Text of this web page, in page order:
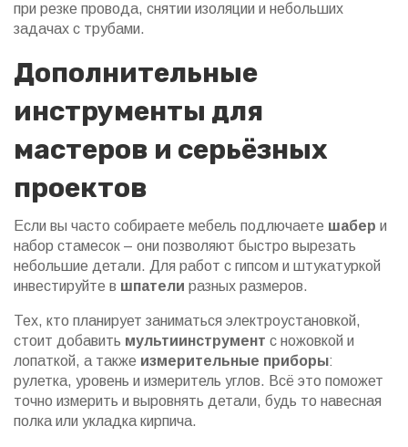
при резке провода, снятии изоляции и небольших
задачах с трубами.
Дополнительные
инструменты для
мастеров и серьёзных
проектов
Если вы часто собираете мебель подлючаете шабер и
набор стамесок – они позволяют быстро вырезать
небольшие детали. Для работ с гипсом и штукатуркой
инвестируйте в шпатели разных размеров.
Тех, кто планирует заниматься электроустановкой,
стоит добавить мультиинструмент с ножовкой и
лопаткой, а также измерительные приборы:
рулетка, уровень и измеритель углов. Всё это поможет
точно измерить и выровнять детали, будь то навесная
полка или укладка кирпича.